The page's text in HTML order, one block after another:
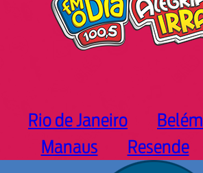
Rio de Janeiro Belém
Manaus
Resende